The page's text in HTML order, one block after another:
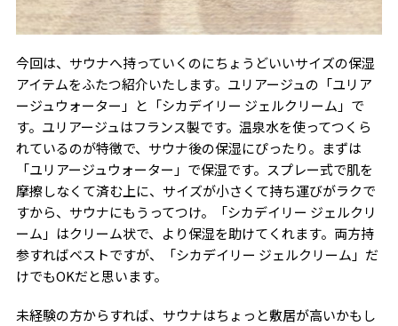
今回は、サウナへ持っていくのにちょうどいいサイズの保湿
アイテムをふたつ紹介いたします。ユリアージュの「ユリア
ージュウォーター」と「シカデイリー ジェルクリーム」で
す。ユリアージュはフランス製です。温泉水を使ってつくら
れているのが特徴で、サウナ後の保湿にぴったり。まずは
「ユリアージュウォーター」で保湿です。スプレー式で肌を
摩擦しなくて済む上に、サイズが小さくて持ち運びがラクで
すから、サウナにもうってつけ。「シカデイリー ジェルクリ
ーム」はクリーム状で、より保湿を助けてくれます。両方持
参すればベストですが、「シカデイリー ジェルクリーム」だ
けでもOKだと思います。
未経験の方からすれば、サウナはちょっと敷居が高いかもし